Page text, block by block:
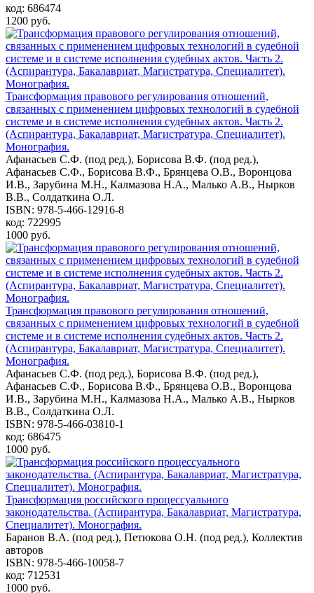
код: 686474
1200 руб.
Трансформация правового регулирования отношений,
связанных с применением цифровых технологий в судебной
системе и в системе исполнения судебных актов. Часть 2.
(Аспирантура, Бакалавриат, Магистратура, Специалитет).
Монография.
Афанасьев С.Ф. (под ред.), Борисова В.Ф. (под ред.),
Афанасьев С.Ф., Борисова В.Ф., Брянцева О.В., Воронцова
И.В., Зарубина М.Н., Калмазова Н.А., Малько А.В., Нырков
В.В., Солдаткина О.Л.
ISBN: 978-5-466-12916-8
код: 722995
1000 руб.
Трансформация правового регулирования отношений,
связанных с применением цифровых технологий в судебной
системе и в системе исполнения судебных актов. Часть 2.
(Аспирантура, Бакалавриат, Магистратура, Специалитет).
Монография.
Афанасьев С.Ф. (под ред.), Борисова В.Ф. (под ред.),
Афанасьев С.Ф., Борисова В.Ф., Брянцева О.В., Воронцова
И.В., Зарубина М.Н., Калмазова Н.А., Малько А.В., Нырков
В.В., Солдаткина О.Л.
ISBN: 978-5-466-03810-1
код: 686475
1000 руб.
Трансформация российского процессуального
законодательства. (Аспирантура, Бакалавриат, Магистратура,
Специалитет). Монография.
Баранов В.А. (под ред.), Петюкова О.Н. (под ред.), Коллектив
авторов
ISBN: 978-5-466-10058-7
код: 712531
1000 руб.